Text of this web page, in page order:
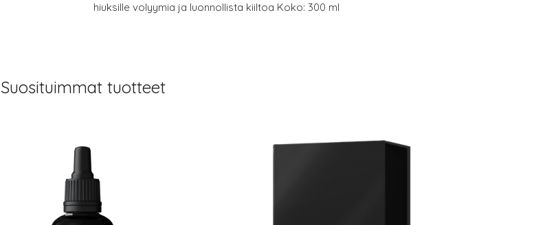
hiuksille volyymia ja luonnollista kiiltoa Koko: 300 ml
Suosituimmat tuotteet